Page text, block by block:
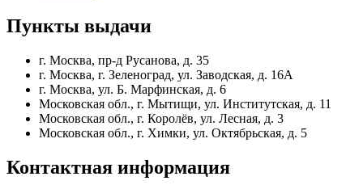
Пункты выдачи
г. Москва, пр-д Русанова, д. 35
г. Москва, г. Зеленоград, ул. Заводская, д. 16А
г. Москва, ул. Б. Марфинская, д. 6
Московская обл., г. Мытищи, ул. Институтская, д. 11
Московская обл., г. Королёв, ул. Лесная, д. 3
Московская обл., г. Химки, ул. Октябрьская, д. 5
Контактная информация